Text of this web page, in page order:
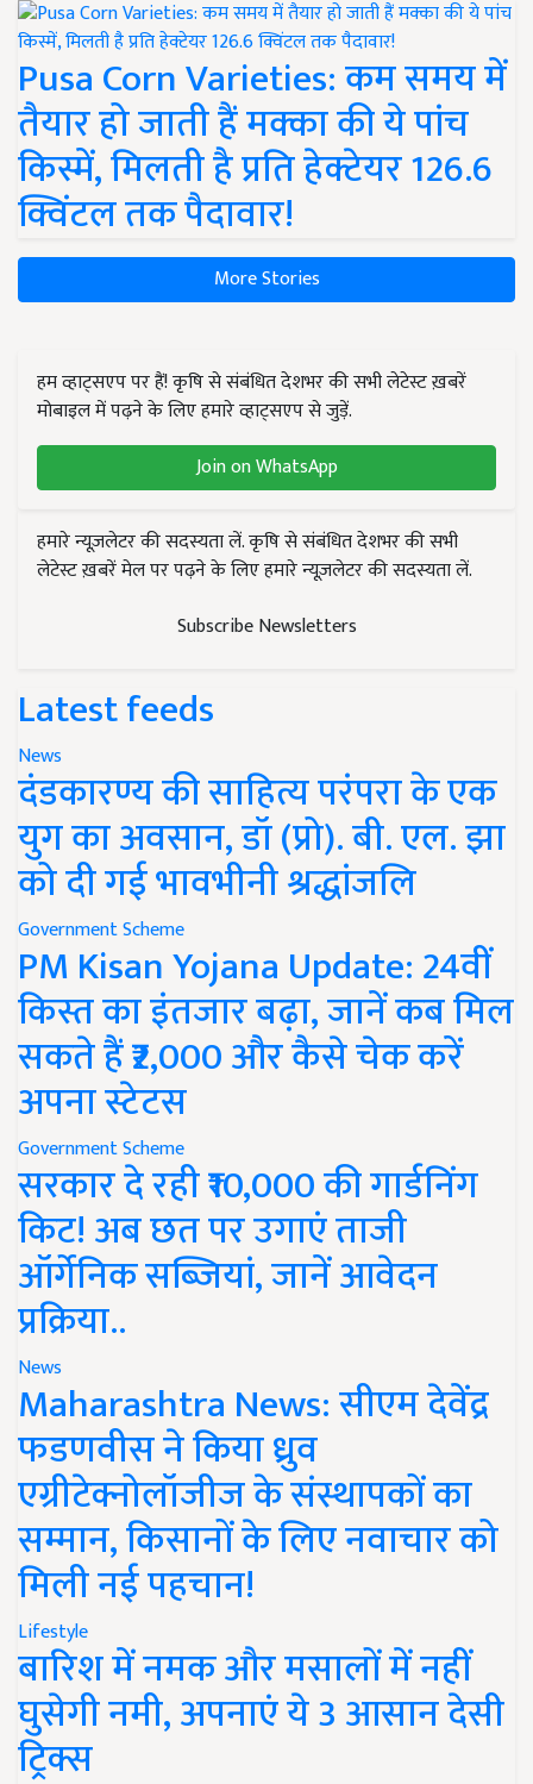
Pusa Corn Varieties: कम समय में
तैयार हो जाती हैं मक्का की ये पांच
किस्में, मिलती है प्रति हेक्टेयर 126.6
क्विंटल तक पैदावार!
More Stories
हम व्हाट्सएप पर हैं! कृषि से संबंधित देशभर की सभी लेटेस्ट ख़बरें
मोबाइल में पढ़ने के लिए हमारे व्हाट्सएप से जुड़ें.
Join on WhatsApp
हमारे न्यूज़लेटर की सदस्यता लें. कृषि से संबंधित देशभर की सभी
लेटेस्ट ख़बरें मेल पर पढ़ने के लिए हमारे न्यूज़लेटर की सदस्यता लें.
Subscribe Newsletters
Latest feeds
News
दंडकारण्य की साहित्य परंपरा के एक
युग का अवसान, डॉ (प्रो). बी. एल. झा
को दी गई भावभीनी श्रद्धांजलि
Government Scheme
PM Kisan Yojana Update: 24वीं
किस्त का इंतजार बढ़ा, जानें कब मिल
सकते हैं ₹2,000 और कैसे चेक करें
अपना स्टेटस
Government Scheme
सरकार दे रही ₹10,000 की गार्डनिंग
किट! अब छत पर उगाएं ताजी
ऑर्गेनिक सब्जियां, जानें आवेदन
प्रक्रिया..
News
Maharashtra News: सीएम देवेंद्र
फडणवीस ने किया ध्रुव
एग्रीटेक्नोलॉजीज के संस्थापकों का
सम्मान, किसानों के लिए नवाचार को
मिली नई पहचान!
Lifestyle
बारिश में नमक और मसालों में नहीं
घुसेगी नमी, अपनाएं ये 3 आसान देसी
ट्रिक्स